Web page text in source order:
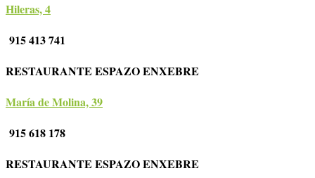
Hileras, 4
915 413 741
RESTAURANTE ESPAZO ENXEBRE
María de Molina, 39
915 618 178
RESTAURANTE ESPAZO ENXEBRE